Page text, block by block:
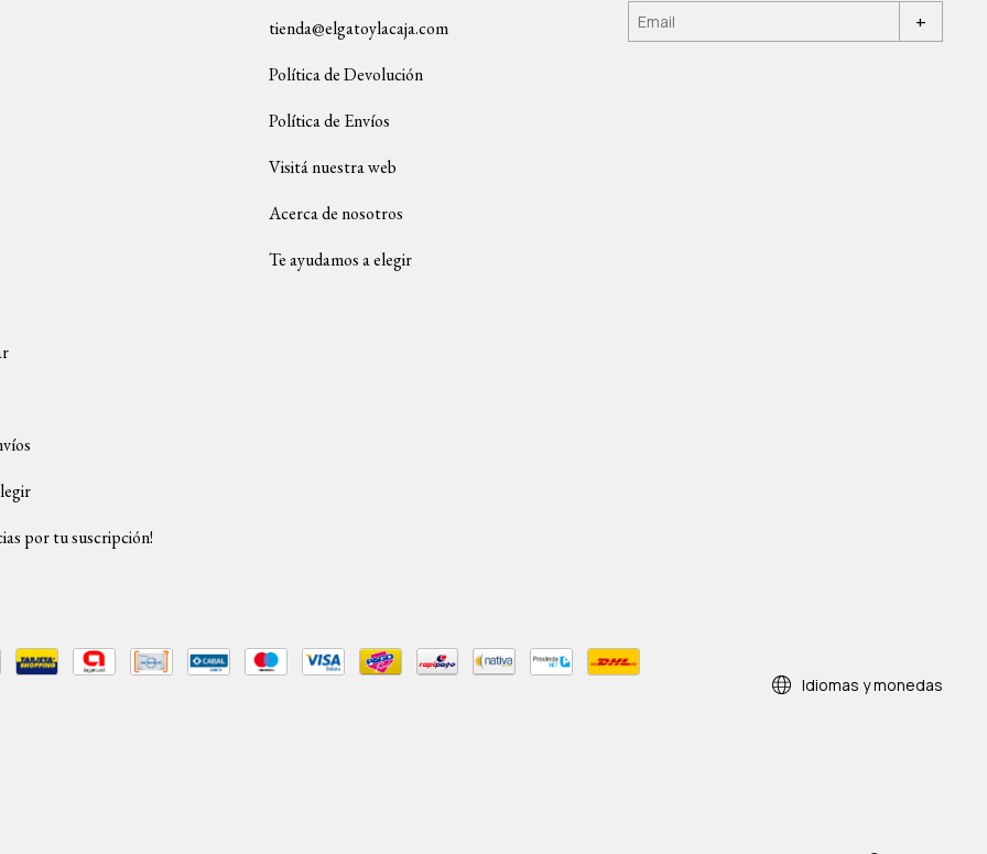
por tu suscripción!
tienda@elgatoylacaja.com
Política de Devolución
Política de Envíos
Visitá nuestra web
Acerca de nosotros
Te ayudamos a elegir
+
Idiomas y monedas